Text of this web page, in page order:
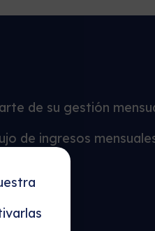
de su gestión
de ingresos